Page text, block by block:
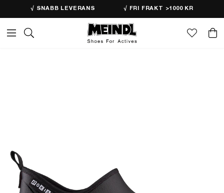
√ SNABB LEVERANS √ FRI FRAKT >1000 KR